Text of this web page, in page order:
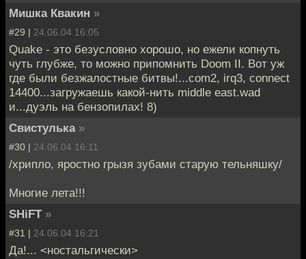
Мишка Квакин »
#29 | 24.06.04 16:05
Quake - это безусловно хорошо, но ежели копнуть
чуть глубже, то можно припомнить Doom II. Вот уж
где были безжалостные битвы!...com2, irq3, connect
14400...загружаешь какой-нить middle east.wad
и...дуэль на бензопилах! 8)
Свистулька »
#30 | 24.06.04 16:11
/хрипло, яростно грызя зубами старую тельняшку/
Многие лета!!!
SHiFT »
#31 | 24.06.04 16:21
Да!... <ностальгически>